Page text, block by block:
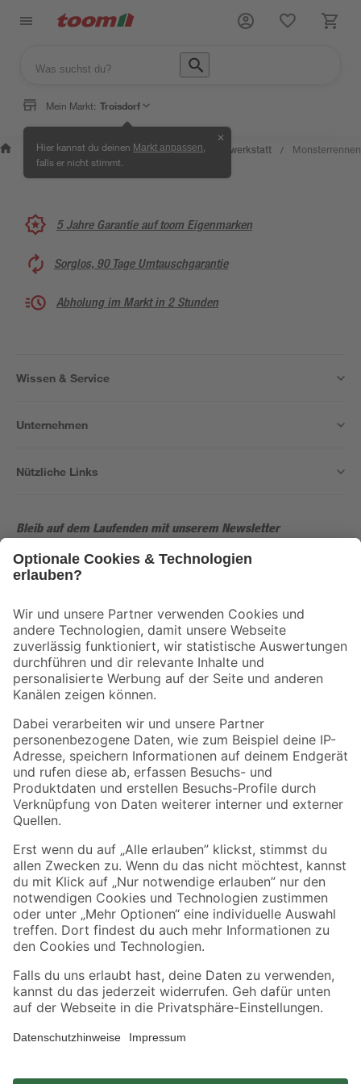
Mein Markt: Troisdorf
Hier kannst du deinen Markt anpassen
falls er nicht stimmt.
✕
Wissen &
Service
/
Selbermachen
& Ratgeber
/ Kreativwerkstatt / Monsterrennen
5 Jahre Garantie auf toom Eigenmarken
Sorglos, 90 Tage Umtauschgarantie
Abholung im Markt in 2 Stunden
Wissen & Service
Unternehmen
Nützliche Links
Bleib auf dem Laufenden mit unserem Newsletter
Der toom Newsletter: Keine Angebote und Aktionen mehr verpassen!
Folge uns
Zahlungsarten Versandarten
Sicher einkaufen
Jetzt die toom-App herunterladen
Alle Preisangaben in EUR inkl. gesetzl. MwSt.. Die dargestellten Angebote sind unter
Umständen nicht in allen Märkten verfügbar. Die angegebenen Verfügbarkeiten beziehen
sich auf den unter "Mein Markt" ausgewählten toom Baumarkt. Alle Angebote und
*Paketversand ab 59 € versandkostenfrei, gilt nicht für Artikel mit Speditionsversand, hier
fallen zusätzliche Versandkosten an.